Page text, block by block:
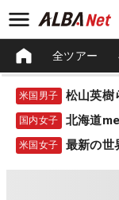
全ツアー
米国男子
国内女子 北海道
米国女子 最新の世